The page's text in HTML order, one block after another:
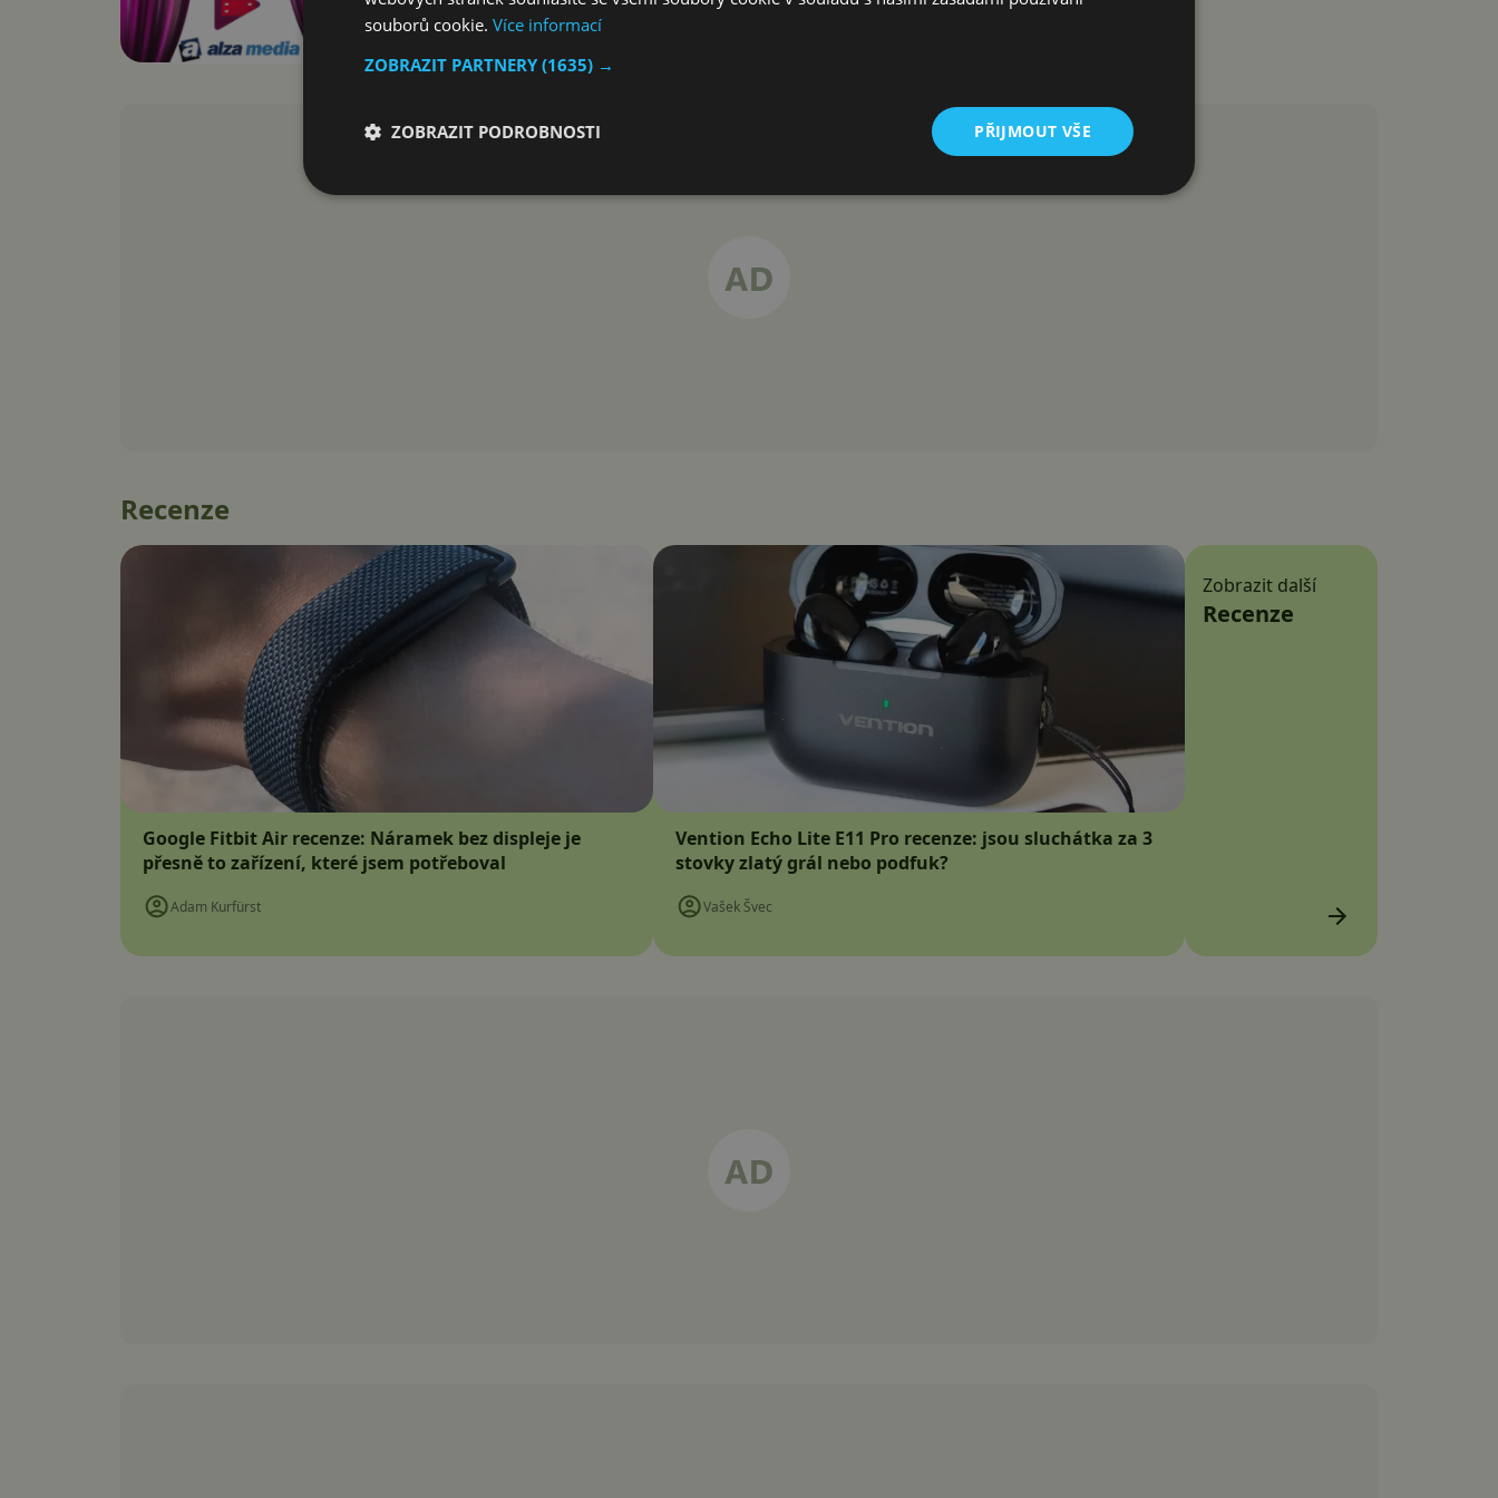
Recenze
Google Fitbit Air recenze: Náramek bez displeje je
přesně to zařízení, které jsem potřeboval
Adam Kurfürst
Vention Echo Lite E11 Pro recenze: jsou sluchátka za 3
stovky zlatý grál nebo podfuk?
Vašek Švec
Zobrazit další
Recenze
souborů cookie. Více informací
ZOBRAZIT PARTNERY(1635) →
PŘIJMOUT VŠE
ZOBRAZIT PODROBNOSTI